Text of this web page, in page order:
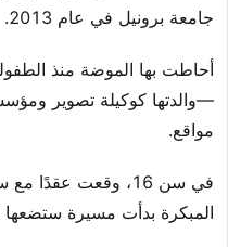
جامعة برونيل في عام 2013.
أحاطت بها الموضة منذ
مواقع.
في سن 16، وقعت
المبكرة بدأت مسيرة ستضعها